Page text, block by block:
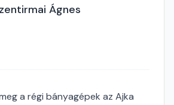
Ágnes
a régi bányagépek az Ajka